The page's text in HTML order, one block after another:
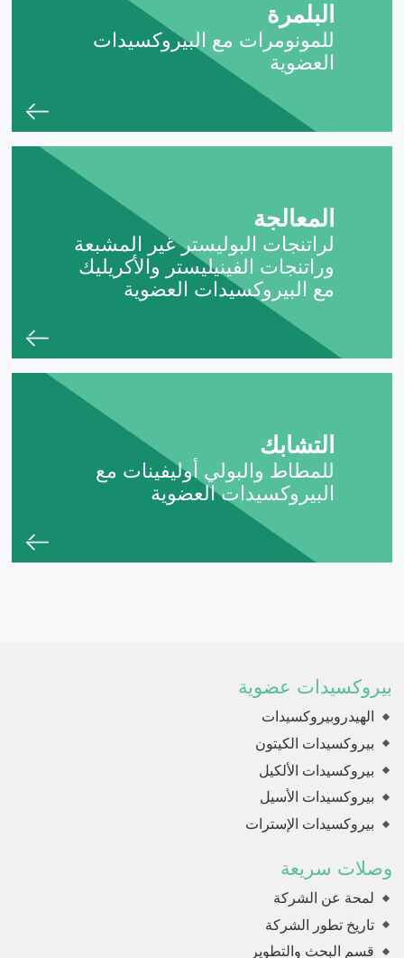
البلمرة
للمونومرات مع البيروكسيدات
العضوية
المعالجة
لراتنجات البوليستر غير المشبعة
وراتنجات الفينيليستر والأكريليك
مع البيروكسيدات العضوية
التشابك
للمطاط والبولي أوليفينات مع
البيروكسيدات العضوية
بيروكسيدات عضوية
الهيدروبيروكسيدات
بيروكسيدات الكيتون
بيروكسيدات الألكيل
بيروكسيدات الأسيل
بيروكسيدات الإسترات
وصلات سريعة
لمحة عن الشركة
تاريخ تطور الشركة
قسم البحث والتطوير